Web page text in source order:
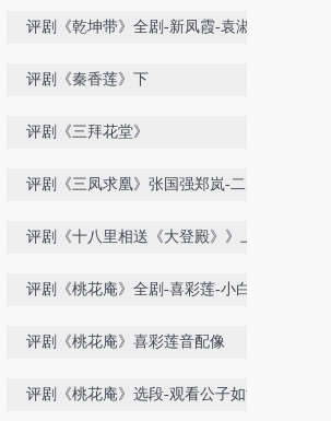
评剧《乾坤带》全剧-新凤霞-袁淑梅
评剧《秦香莲》下
评剧《三拜花堂》
评剧《三凤求凰》张国强郑岚-二团
评剧《十八里相送《大登殿》》上
评剧《桃花庵》全剧-喜彩莲-小白玉
评剧《桃花庵》喜彩莲音配像
评剧《桃花庵》选段-观看公子如酒